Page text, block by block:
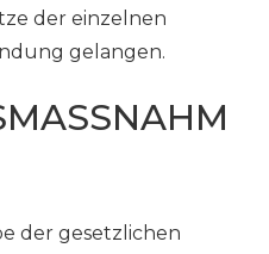
der einzelnen
gelangen.
der gesetzlichen